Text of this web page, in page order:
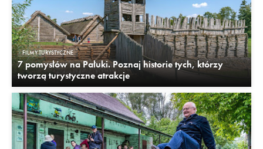
FILMY TURYSTYCZNE
7 pomysłów na Pałuki. Poznaj historie tych, którzy
tworzą turystyczne atrakcje